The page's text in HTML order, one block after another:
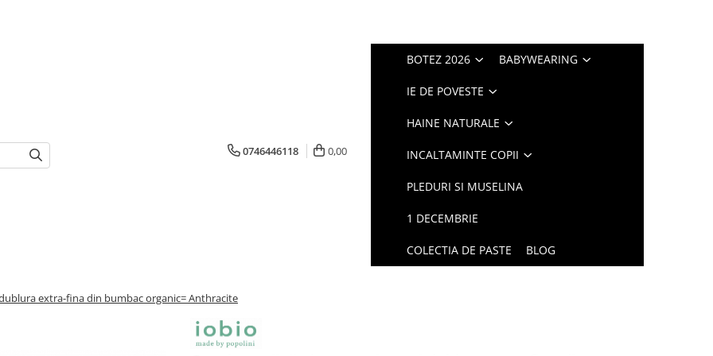
0746446118 0,00
BOTEZ 2026 BABYWEARING
IE DE POVESTE
HAINE NATURALE
INCALTAMINTE COPII
PLEDURI SI MUSELINA
1 DECEMBRIE
COLECTIA DE PASTE BLOG
extra-fina din bumbac organic= Anthracite